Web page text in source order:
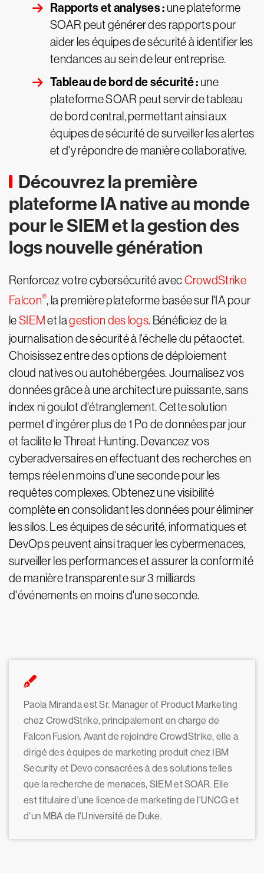
Rapports et analyses : une plateforme
SOAR peut générer des rapports pour
aider les équipes de sécurité à identifier les
tendances au sein de leur entreprise.
Tableau de bord de sécurité : une
plateforme SOAR peut servir de tableau
de bord central, permettant ainsi aux
équipes de sécurité de surveiller les alertes
et d'y répondre de manière collaborative.
Découvrez la première
plateforme IA native au monde
pour le SIEM et la gestion des
logs nouvelle génération
Renforcez votre cybersécurité avecCrowdStrike
Falcon®, la première plateforme basée sur l'IA pour
leSIEM et lagestion des logs. Bénéficiez de la
journalisation de sécurité à l'échelle du pétaoctet.
Choisissez entre des options de déploiement
cloud natives ou autohébergées. Journalisez vos
données grâce à une architecture puissante, sans
index ni goulot d'étranglement. Cette solution
permet d'ingérer plus de 1 Po de données par jour
et facilite le Threat Hunting. Devancez vos
cyberadversaires en effectuant des recherches en
temps réel en moins d'une seconde pour les
requêtes complexes. Obtenez une visibilité
complète en consolidant les données pour éliminer
les silos. Les équipes de sécurité, informatiques et
DevOps peuvent ainsi traquer les cybermenaces,
surveiller les performances et assurer la conformité
de manière transparente sur 3 milliards
d'événements en moins d'une seconde.
Paola Miranda est Sr. Manager of Product Marketing
chez CrowdStrike, principalement en charge de
Falcon Fusion. Avant de rejoindre CrowdStrike, elle a
dirigé des équipes de marketing produit chez IBM
Security et Devo consacrées à des solutions telles
que la recherche de menaces, SIEM et SOAR. Elle
est titulaire d'une licence de marketing de l'UNCG et
d'un MBA de l'Université de Duke.